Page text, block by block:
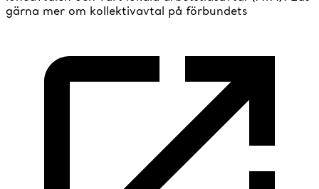
gärna mer om kollektivavtal på förbundets